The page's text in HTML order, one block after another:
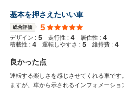
基本を押さえたいい車
総合評価 5
デザイン : 5 走行性 : 4 居住性 : 4
積載性 : 4 運転しやすさ : 5 維持費 : 4
良かった点
運転する楽しさを感じさせてくれる車です
ますが、車から示されるインフォメーショ